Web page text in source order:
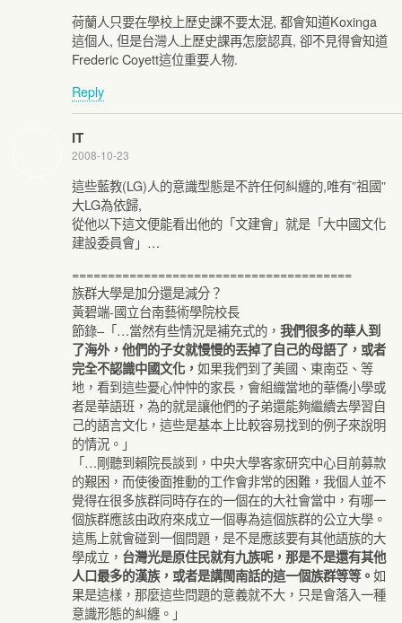
荷蘭人只要在學校上歷史課不要太混, 都會知道Koxinga
這個人, 但是台灣人上歷史課再怎麼認真, 卻不見得會知道
Frederic Coyett這位重要人物.
Reply
IT
2008-10-23
這些藍教(LG)人的意識型態是不許任何糾纏的,唯有”祖國”
大LG為依歸,
從他以下這文便能看出他的「文建會」就是「大中國文化
建設委員會」…
=======================================
族群大學是加分還是減分？
黃碧端-國立台南藝術學院校長
節錄–「…當然有些情況是補充式的， 我們很多的華人到
了海外，他們的子女就慢慢的丟掉了自己的母語了，或者
完全不認識中國文化， 如果我們到了美國、東南亞、等
地，看到這些憂心忡忡的家長，會組織當地的華僑小學或
者是華語班，為的就是讓他們的子弟還能夠繼續去學習自
己的語言文化，這些是基本上比較容易找到的例子來說明
的情況。」
「…剛聽到賴院長談到，中央大學客家研究中心目前募款
的艱困，而使後面推動的工作會非常的困難，我個人並不
覺得在很多族群同時存在的一個在的大社會當中，有哪一
個族群應該由政府來成立一個專為這個族群的公立大學。
這馬上就會碰到一個問題，是不是應該要有其他語族的大
學成立， 台灣光是原住民就有九族呢，那是不是還有其他
人口最多的漢族，或者是講閩南話的這一個族群等等。 如
果是這樣，那麼這些問題的意義就不大，只是會落入一種
意識形態的糾纏。」